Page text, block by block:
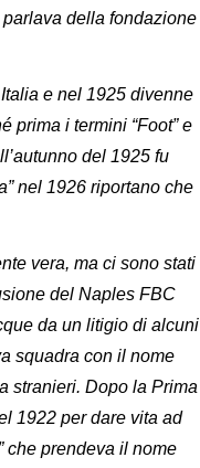
della fondazione
e nel 1925 divenne
prima i termini “Foot” e
del 1925 fu
nel 1926 riportano che
vera, ma ci sono stati
del Naples FBC
da un litigio di alcuni
squadra con il nome
stranieri. Dopo la Prima
1922 per dare vita ad
che prendeva il nome